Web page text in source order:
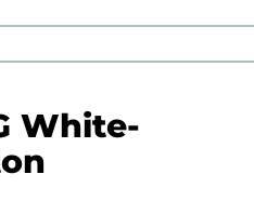
White-